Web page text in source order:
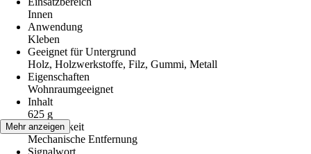
Innen
Anwendung
Kleben
Geeignet für Untergrund
Holz, Holzwerkstoffe, Filz, Gummi, Metall
Eigenschaften
Wohnraumgeeignet
Inhalt
625 g
Ablösbarkeit
Mechanische Entfernung
Signalwort
Mehr anzeigen